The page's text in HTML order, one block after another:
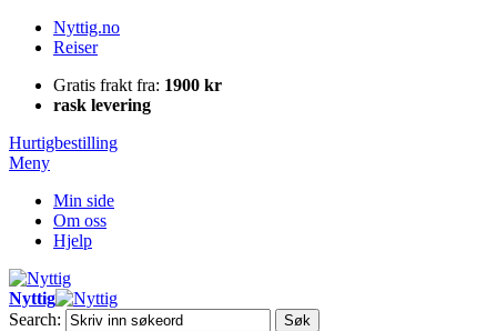
Nyttig.no
Reiser
Gratis frakt fra: 1900 kr
rask levering
Hurtigbestilling
Meny
Min side
Om oss
Hjelp
Nyttig
Search:
Søk